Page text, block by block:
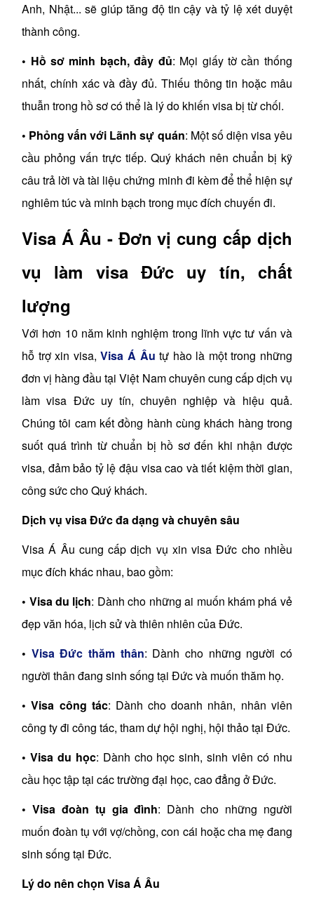
Anh, Nhật... sẽ giúp tăng độ tin cậy và tỷ lệ xét duyệt
thành công.
• Hồ sơ minh bạch, đầy đủ: Mọi giấy tờ cần thống
nhất, chính xác và đầy đủ. Thiếu thông tin hoặc mâu
thuẫn trong hồ sơ có thể là lý do khiến visa bị từ chối.
• Phỏng vấn với Lãnh sự quán: Một số diện visa yêu
cầu phỏng vấn trực tiếp. Quý khách nên chuẩn bị kỹ
câu trả lời và tài liệu chứng minh đi kèm để thể hiện sự
nghiêm túc và minh bạch trong mục đích chuyến đi.
Visa Á Âu - Đơn vị cung cấp dịch
vụ làm visa Đức uy tín, chất
lượng
Với hơn 10 năm kinh nghiệm trong lĩnh vực tư vấn và
hỗ trợ xin visa,Visa Á Âu tự hào là một trong những
đơn vị hàng đầu tại Việt Nam chuyên cung cấp dịch vụ
làm visa Đức uy tín, chuyên nghiệp và hiệu quả.
Chúng tôi cam kết đồng hành cùng khách hàng trong
suốt quá trình từ chuẩn bị hồ sơ đến khi nhận được
visa, đảm bảo tỷ lệ đậu visa cao và tiết kiệm thời gian,
công sức cho Quý khách.
Dịch vụ visa Đức đa dạng và chuyên sâu
Visa Á Âu cung cấp dịch vụ xin visa Đức cho nhiều
mục đích khác nhau, bao gồm:
• Visa du lịch: Dành cho những ai muốn khám phá vẻ
đẹp văn hóa, lịch sử và thiên nhiên của Đức.
• Visa Đức thăm thân: Dành cho những người có
người thân đang sinh sống tại Đức và muốn thăm họ.
•Visa công tác: Dành cho doanh nhân, nhân viên
công ty đi công tác, tham dự hội nghị, hội thảo tại Đức.
•Visa du học: Dành cho học sinh, sinh viên có nhu
cầu học tập tại các trường đại học, cao đẳng ở Đức.
•Visa đoàn tụ gia đình: Dành cho những người
muốn đoàn tụ với vợ/chồng, con cái hoặc cha mẹ đang
sinh sống tại Đức.
Lý do nên chọn Visa Á Âu